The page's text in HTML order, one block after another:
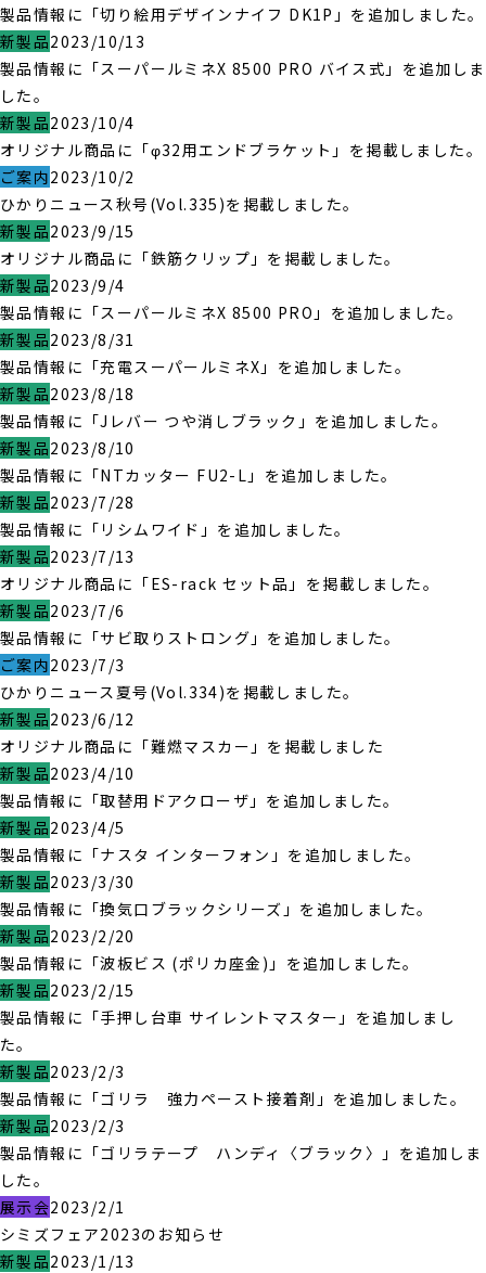
製品情報に「切り絵用デザインナイフ DK1P」を追加しました。
新製品2023/10/13
製品情報に「スーパールミネX 8500 PRO バイス式」を追加しま
した。
新製品2023/10/4
オリジナル商品に「φ32用エンドブラケット」を掲載しました。
ご案内2023/10/2
ひかりニュース秋号(Vol.335)を掲載しました。
新製品2023/9/15
オリジナル商品に「鉄筋クリップ」を掲載しました。
新製品2023/9/4
製品情報に「スーパールミネX 8500 PRO」を追加しました。
新製品2023/8/31
製品情報に「充電スーパールミネX」を追加しました。
新製品2023/8/18
製品情報に「Jレバー つや消しブラック」を追加しました。
新製品2023/8/10
製品情報に「NTカッター FU2-L」を追加しました。
新製品2023/7/28
製品情報に「リシムワイド」を追加しました。
新製品2023/7/13
オリジナル商品に「ES-rack セット品」を掲載しました。
新製品2023/7/6
製品情報に「サビ取りストロング」を追加しました。
ご案内2023/7/3
ひかりニュース夏号(Vol.334)を掲載しました。
新製品2023/6/12
オリジナル商品に「難燃マスカー」を掲載しました
新製品2023/4/10
製品情報に「取替用ドアクローザ」を追加しました。
新製品2023/4/5
製品情報に「ナスタ インターフォン」を追加しました。
新製品2023/3/30
製品情報に「換気口ブラックシリーズ」を追加しました。
新製品2023/2/20
製品情報に「波板ビス (ポリカ座金)」を追加しました。
新製品2023/2/15
製品情報に「手押し台車 サイレントマスター」を追加しまし
た。
新製品2023/2/3
製品情報に「ゴリラ 強力ペースト接着剤」を追加しました。
新製品2023/2/3
製品情報に「ゴリラテープ ハンディ〈ブラック〉」を追加しま
した。
展示会2023/2/1
シミズフェア2023のお知らせ
新製品2023/1/13